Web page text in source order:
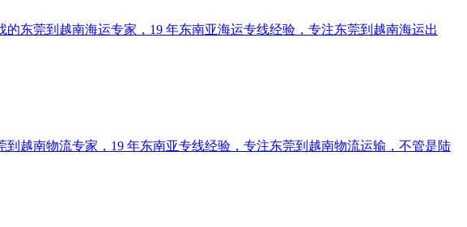
东莞到越南海运专家，19 年东南亚海运专线经验，专注东莞到越南海运出
越南物流专家，19 年东南亚专线经验，专注东莞到越南物流运输，不管是陆